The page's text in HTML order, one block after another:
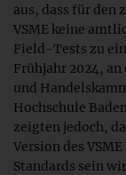
aus, dass für
VSME keine
Field-Tests zu
Frühjahr 2024,
und
Hochschule
zeigten jedoch,
Version des
Standards sein